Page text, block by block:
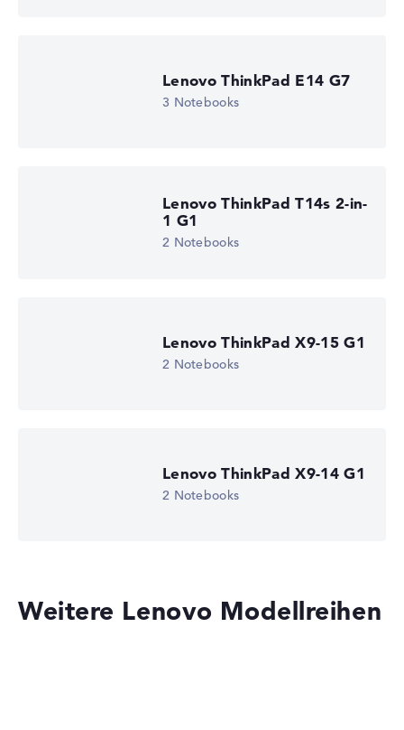
Lenovo ThinkPad E14 G7
3 Notebooks
Lenovo ThinkPad T14s 2-in-
1 G1
2 Notebooks
Lenovo ThinkPad X9-15 G1
2 Notebooks
Lenovo ThinkPad X9-14 G1
2 Notebooks
Weitere Lenovo Modellreihen